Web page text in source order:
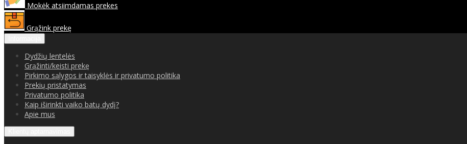
Mokėk atsiimdamas prekes
Grąžink prekę
Dydžių lentelės
Grąžinti/keisti prekę
Pirkimo sąlygos ir taisyklės ir privatumo politika
Prekių pristatymas
Privatumo politika
Kaip iširinkti vaiko batų dydį?
Apie mus